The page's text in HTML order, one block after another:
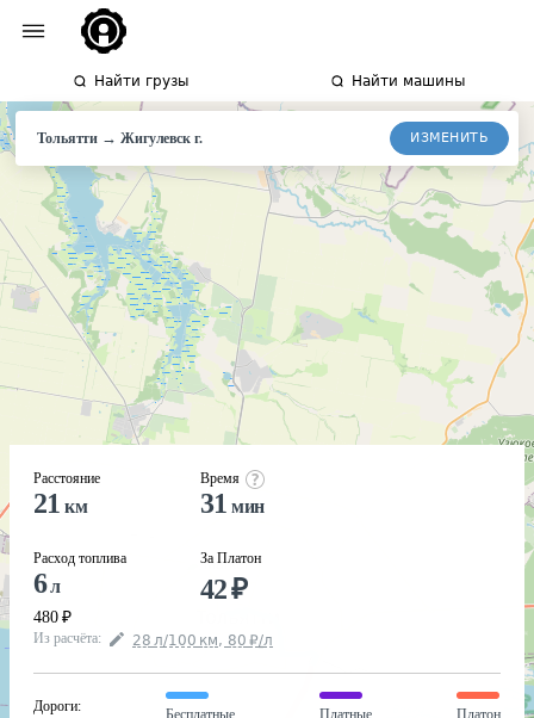
Найти грузы Найти машины
Тольятти → Жигулевск г. ИЗМЕНИТЬ
Расстояние
21 км
Расход топлива
6л
480 ₽
Время
31 мин
За Платон
42₽
Из расчёта: 28 л/100 км, 80 ₽/л
Дороги:
Бесплатные Платные Платон